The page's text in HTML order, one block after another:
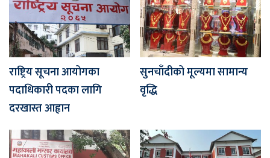
राष्ट्रिय सूचना आयोगका
पदाधिकारी पदका लागि
दरखास्त आह्वान
सुनचाँदीको मूल्यमा सामान्य
वृद्धि